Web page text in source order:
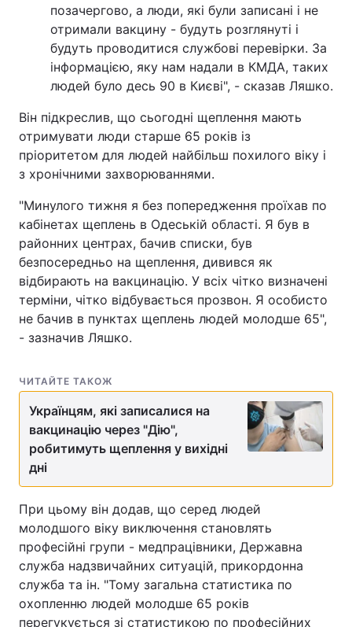
позачергово, а люди, які були записані і не
отримали вакцину - будуть розглянуті і
будуть проводитися службові перевірки. За
інформацією, яку нам надали в КМДА, таких
людей було десь 90 в Києві", - сказав Ляшко.
Він підкреслив, що сьогодні щеплення мають
отримувати люди старше 65 років із
пріоритетом для людей найбільш похилого віку і
з хронічними захворюваннями.
"Минулого тижня я без попередження проїхав по
кабінетах щеплень в Одеській області. Я був в
районних центрах, бачив списки, був
безпосередньо на щеплення, дивився як
відбирають на вакцинацію. У всіх чітко визначені
терміни, чітко відбувається прозвон. Я особисто
не бачив в пунктах щеплень людей молодше 65",
- зазначив Ляшко.
ЧИТАЙТЕ ТАКОЖ
Українцям, які записалися на
вакцинацію через "Дію",
робитимуть щеплення у вихідні
дні
При цьому він додав, що серед людей
молодшого віку виключення становлять
професійні групи - медпрацівники, Державна
служба надзвичайних ситуацій, прикордонна
служба та ін. "Тому загальна статистика по
охопленню людей молодше 65 років
перегукується зі статистикою по професійних